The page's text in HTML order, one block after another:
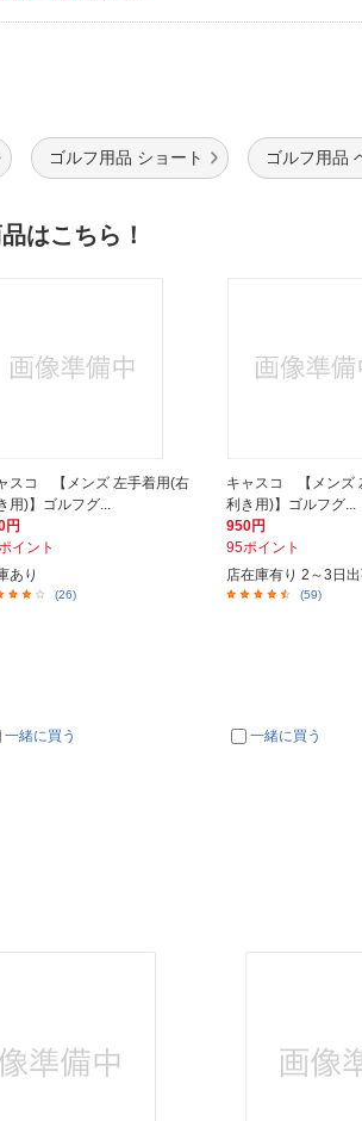
ゴルフ用品 ショート ゴルフ用品
はこちら！
スコ 【メンズ 左手着用(右
用)】ゴルフグ...
円
イント
あり
(26)
一緒に買う
キャスコ 【メンズ
利き用)】ゴルフグ...
950円
95ポイント
店在庫有り 2～3日
(59)
一緒に買う